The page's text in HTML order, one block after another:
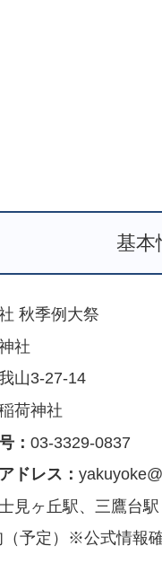
基本
秋季例大祭
社
山3-27-14
荷神社
： 03-3329-0837
ドレス：
見ヶ丘駅、三鷹台駅
（予定）※公式情報